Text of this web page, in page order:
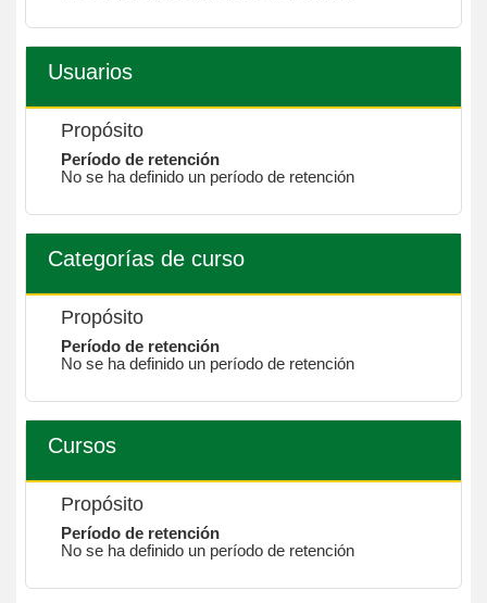
Usuarios
Propósito
Período de retención
No se ha definido un período de retención
Categorías de curso
Propósito
Período de retención
No se ha definido un período de retención
Cursos
Propósito
Período de retención
No se ha definido un período de retención